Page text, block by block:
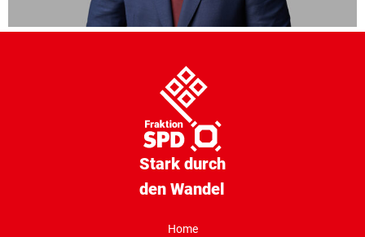
Stark durch
den Wandel
Home